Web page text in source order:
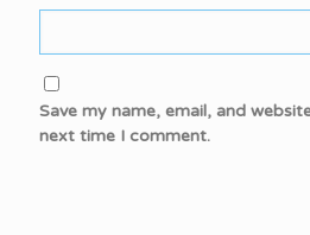
Save my name, email, and
next time I comment.